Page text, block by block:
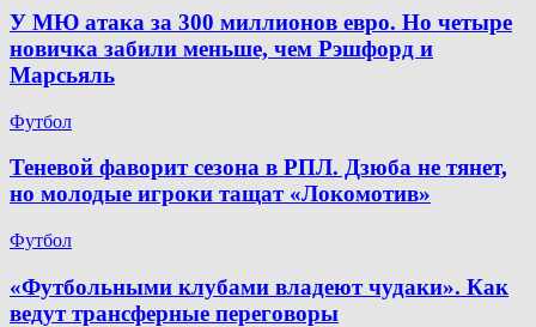
У МЮ атака за 300 миллионов евро. Но четыре
новичка забили меньше, чем Рэшфорд и
Марсьяль
Футбол
Теневой фаворит сезона в РПЛ. Дзюба не тянет,
но молодые игроки тащат «Локомотив»
Футбол
«Футбольными клубами владеют чудаки». Как
ведут трансферные переговоры